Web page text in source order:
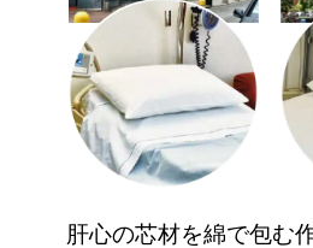
肝心の芯材を綿で包む